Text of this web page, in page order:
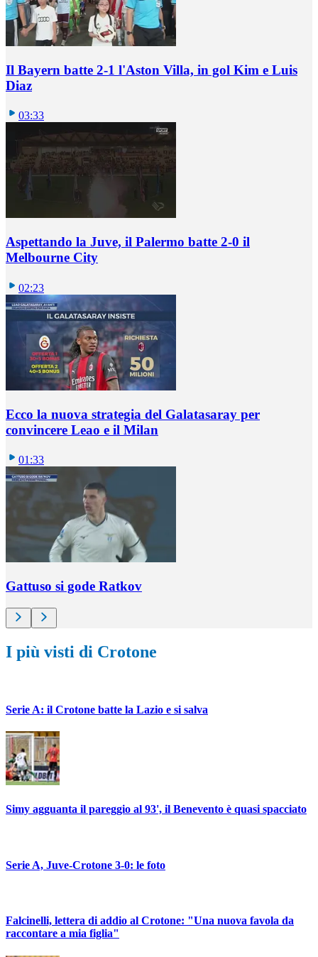
Il Bayern batte 2-1 l'Aston Villa, in gol Kim e Luis
Diaz
03:33
Aspettando la Juve, il Palermo batte 2-0 il
Melbourne City
02:23
Ecco la nuova strategia del Galatasaray per
convincere Leao e il Milan
01:33
Gattuso si gode Ratkov
I più visti di Crotone
Serie A: il Crotone batte la Lazio e si salva
Simy agguanta il pareggio al 93', il Benevento è quasi spacciato
Serie A, Juve-Crotone 3-0: le foto
Falcinelli, lettera di addio al Crotone: "Una nuova favola da
raccontare a mia figlia"